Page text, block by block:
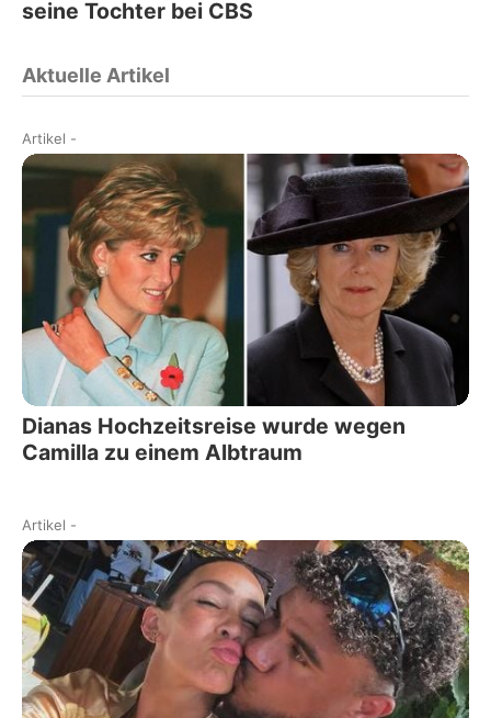
seine Tochter bei CBS
Aktuelle Artikel
Artikel -
Dianas Hochzeitsreise wurde wegen
Camilla zu einem Albtraum
Artikel -